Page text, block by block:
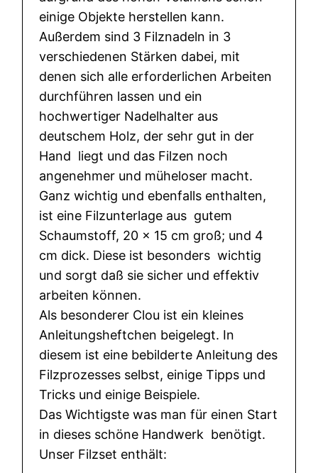
einige Objekte herstellen kann.
Außerdem sind 3 Filznadeln in 3
verschiedenen Stärken dabei, mit
denen sich alle erforderlichen Arbeiten
durchführen lassen und ein
hochwertiger Nadelhalter aus
deutschem Holz, der sehr gut in der
Hand liegt und das Filzen noch
angenehmer und müheloser macht.
Ganz wichtig und ebenfalls enthalten,
ist eine Filzunterlage aus gutem
Schaumstoff, 20 x 15 cm groß; und 4
cm dick. Diese ist besonders wichtig
und sorgt daß sie sicher und effektiv
arbeiten können.
Als besonderer Clou ist ein kleines
Anleitungsheftchen beigelegt. In
diesem ist eine bebilderte Anleitung des
Filzprozesses selbst, einige Tipps und
Tricks und einige Beispiele.
Das Wichtigste was man für einen Start
in dieses schöne Handwerk benötigt.
Unser Filzset enthält: